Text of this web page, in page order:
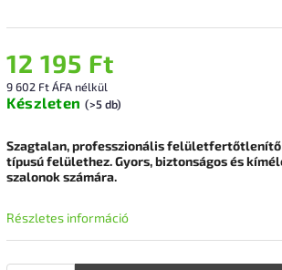
12 195 Ft
9 602 Ft ÁFA nélkül
Készleten (>5 db)
Szagtalan, professzionális felületfertőtlenítő
típusú felülethez. Gyors, biztonságos és
szalonok számára.
Részletes információ